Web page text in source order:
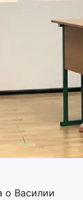
о Василии